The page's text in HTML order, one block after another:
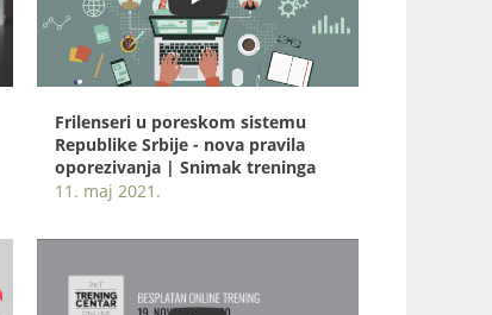
Frilenseri u poreskom sistemu
Republike Srbije - nova pravila
oporezivanja | Snimak treninga
11. maj 2021.